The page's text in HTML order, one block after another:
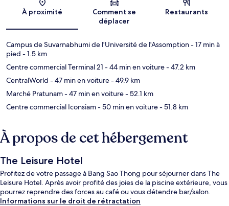
Carte
À proximité
Comment se
déplacer
Restaurants
Campus de Suvarnabhumi de l'Université de l'Assomption- 17 min à
pied - 1.5 km
Centre commercial Terminal 21 - 44 min en voiture- 47.2 km
CentralWorld - 47 min en voiture- 49.9 km
Marché Pratunam- 47 min en voiture- 52.1 km
Centre commercial Iconsiam- 50 min en voiture- 51.8 km
À propos de cet hébergement
The Leisure Hotel
Profitez de votre passage à Bang Sao Thong pour séjourner dans The
Leisure Hotel. Après avoir profité des joies de la piscine extérieure, vous
pourrez reprendre des forces au café ou vous détendre bar/salon.
Informations sur le droit de rétractation